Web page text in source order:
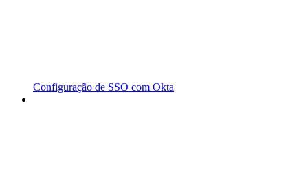
Configuração de SSO com Okta